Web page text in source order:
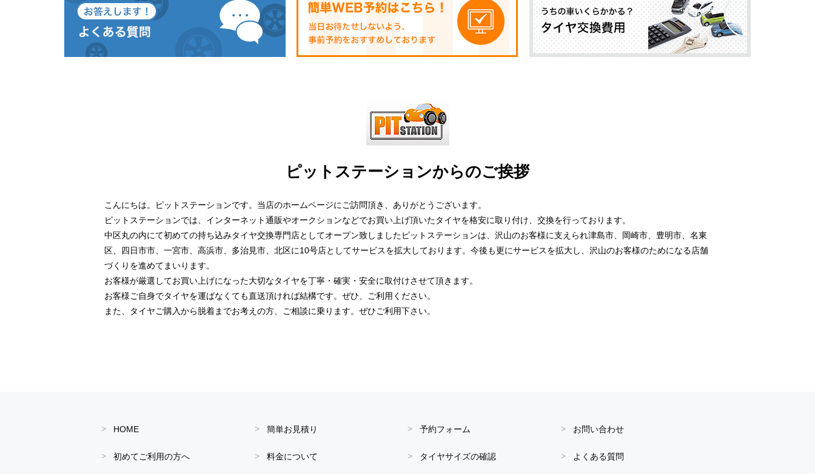
ピットステーションからのご挨拶
こんにちは。ピットステーションです。当店のホームページにご訪問頂き、ありがとうございます。
ピットステーションでは、インターネット通販やオークションなどでお買い上げ頂いたタイヤを格安に取り付け、交換を行っております。
中区丸の内にて初めての持ち込みタイヤ交換専門店としてオープン致しましたピットステーションは、沢山のお客様に支えられ津島市、岡崎市、豊明市、名東
区、四日市市、一宮市、高浜市、多治見市、北区に10号店としてサービスを拡大しております。今後も更にサービスを拡大し、沢山のお客様のためになる店舗
づくりを進めてまいります。
お客様が厳選してお買い上げになった大切なタイヤを丁寧・確実・安全に取付けさせて頂きます。
お客様ご自身でタイヤを運ばなくても直送頂ければ結構です。ぜひ、ご利用ください。
また、タイヤご購入から脱着までお考えの方、ご相談に乗ります。ぜひご利用下さい。
HOME
初めてご利用の方へ
簡単お見積り
料金について
予約フォーム
タイヤサイズの確認
お問い合わせ
よくある質問